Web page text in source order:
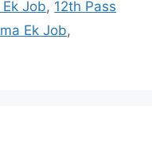
Job, 12th Pass
Ek Job,